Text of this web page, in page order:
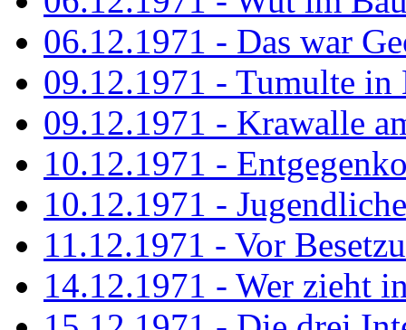
06.12.1971 - Das war
09.12.1971 - Tumulte in
09.12.1971 - Krawalle
10.12.1971 -
10.12.1971 -
11.12.1971 - Vor
14.12.1971 - Wer zieht